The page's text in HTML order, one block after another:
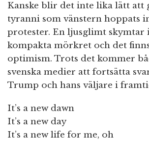
Kanske blir det inte lika lätt att
tyranni som vänstern hoppats
protester. En ljusglimt skymtar
kompakta mörkret och det
optimism. Trots det kommer
svenska medier att fortsätta
Trump och hans väljare i
It’s a new dawn
It’s a new day
It’s a new life for me, oh